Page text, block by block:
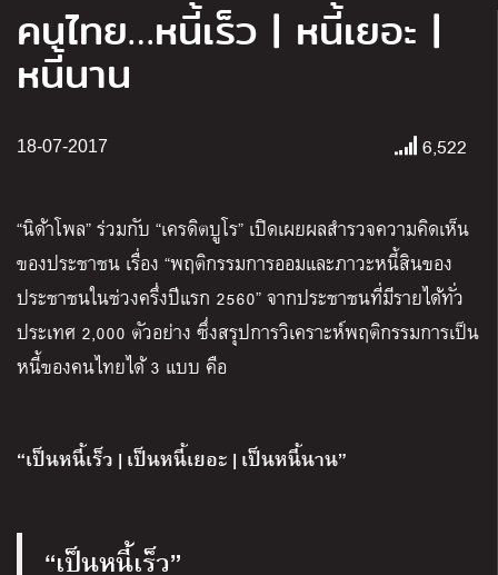
คนไทย…หนี้เร็ว | หนี้เยอะ |
หนี้นาน
18-07-2017 6,522
“นิด้าโพล” ร่วมกับ “เครดิตบูโร” เปิดเผยผลสำรวจความคิดเห็น
ของประชาชน เรื่อง “พฤติกรรมการออมและภาวะหนี้สินของ
ประชาชนในช่วงครึ่งปีแรก 2560”จากประชาชนที่มีรายได้ทั่ว
ประเทศ 2,000 ตัวอย่าง ซึ่งสรุปการวิเคราะห์พฤติกรรมการเป็น
หนี้ของคนไทยได้ 3 แบบ คือ
“เป็นหนี้เร็ว | เป็นหนี้เยอะ | เป็นหนี้นาน”
“เป็นหนี้เร็ว”